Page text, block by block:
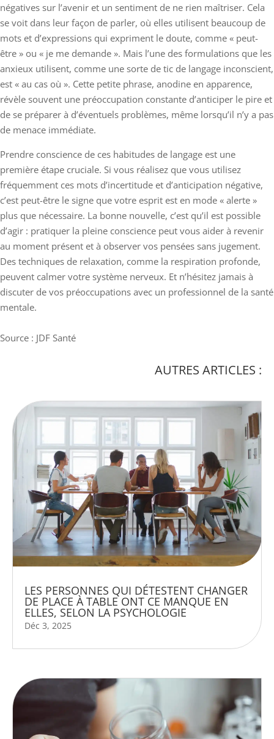
négatives sur l’avenir et un sentiment de ne rien maîtriser. Cela
se voit dans leur façon de parler, où elles utilisent beaucoup de
mots et d’expressions qui expriment le doute, comme « peut-
être » ou « je me demande ». Mais l’une des formulations que les
anxieux utilisent, comme une sorte de tic de langage inconscient,
est « au cas où ». Cette petite phrase, anodine en apparence,
révèle souvent une préoccupation constante d’anticiper le pire et
de se préparer à d’éventuels problèmes, même lorsqu’il n’y a pas
de menace immédiate.
Prendre conscience de ces habitudes de langage est une
première étape cruciale. Si vous réalisez que vous utilisez
fréquemment ces mots d’incertitude et d’anticipation négative,
c’est peut-être le signe que votre esprit est en mode « alerte »
plus que nécessaire. La bonne nouvelle, c’est qu’il est possible
d’agir : pratiquer la pleine conscience peut vous aider à revenir
au moment présent et à observer vos pensées sans jugement.
Des techniques de relaxation, comme la respiration profonde,
peuvent calmer votre système nerveux. Et n’hésitez jamais à
discuter de vos préoccupations avec un professionnel de la santé
mentale.
Source : JDF Santé
AUTRES ARTICLES :
LES PERSONNES QUI DÉTESTENT CHANGER
DE PLACE À TABLE ONT CE MANQUE EN
ELLES, SELON LA PSYCHOLOGIE
Déc 3, 2025